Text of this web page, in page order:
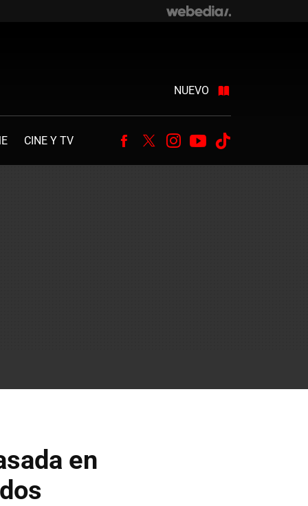
NUEVO
CINE Y TV Facebook
TwitterInstagram
Youtube
en